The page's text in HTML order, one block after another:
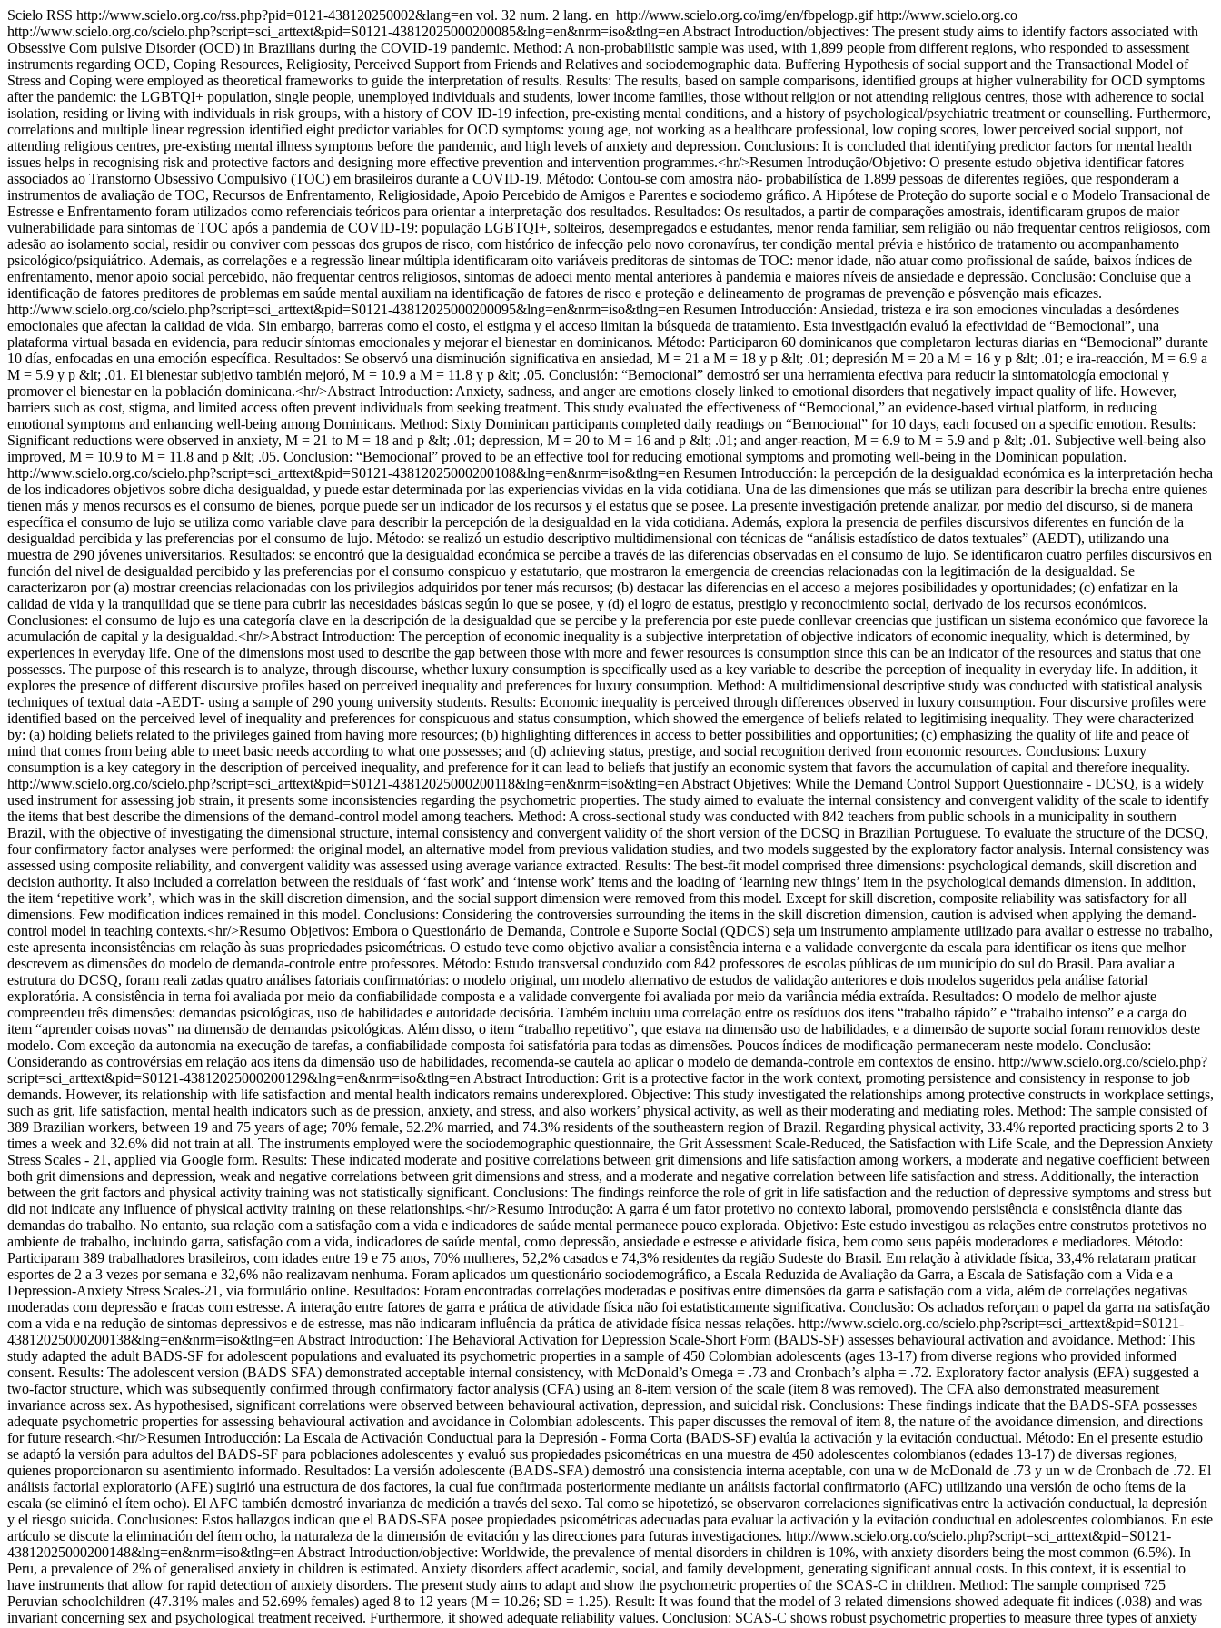
Scielo RSS http://www.scielo.org.co/rss.php?pid=0121-438120250002&lang=en vol. 32 num. 2 lang. en http://www.scielo.org.co/img/en/fbpelogp.gif http://www.scielo.org.co
http://www.scielo.org.co/scielo.php?script=sci_arttext&pid=S0121-43812025000200085&lng=en&nrm=iso&tlng=en Abstract Introduction/objectives: The present study aims to identify factors associated with
Obsessive Com pulsive Disorder (OCD) in Brazilians during the COVID-19 pandemic. Method: A non-probabilistic sample was used, with 1,899 people from different regions, who responded to assessment
instruments regarding OCD, Coping Resources, Religiosity, Perceived Support from Friends and Relatives and sociodemographic data. Buffering Hypothesis of social support and the Transactional Model of
Stress and Coping were employed as theoretical frameworks to guide the interpretation of results. Results: The results, based on sample comparisons, identified groups at higher vulnerability for OCD symptoms
after the pandemic: the LGBTQI+ population, single people, unemployed individuals and students, lower income families, those without religion or not attending religious centres, those with adherence to social
isolation, residing or living with individuals in risk groups, with a history of COV ID-19 infection, pre-existing mental conditions, and a history of psychological/psychiatric treatment or counselling. Furthermore,
correlations and multiple linear regression identified eight predictor variables for OCD symptoms: young age, not working as a healthcare professional, low coping scores, lower perceived social support, not
attending religious centres, pre-existing mental illness symptoms before the pandemic, and high levels of anxiety and depression. Conclusions: It is concluded that identifying predictor factors for mental health
issues helps in recognising risk and protective factors and designing more effective prevention and intervention programmes.<hr/>Resumen Introdução/Objetivo: O presente estudo objetiva identificar fatores
associados ao Transtorno Obsessivo Compulsivo (TOC) em brasileiros durante a COVID-19. Método: Contou-se com amostra não- probabilística de 1.899 pessoas de diferentes regiões, que responderam a
instrumentos de avaliação de TOC, Recursos de Enfrentamento, Religiosidade, Apoio Percebido de Amigos e Parentes e sociodemo gráfico. A Hipótese de Proteção do suporte social e o Modelo Transacional de
Estresse e Enfrentamento foram utilizados como referenciais teóricos para orientar a interpretação dos resultados. Resultados: Os resultados, a partir de comparações amostrais, identificaram grupos de maior
vulnerabilidade para sintomas de TOC após a pandemia de COVID-19: população LGBTQI+, solteiros, desempregados e estudantes, menor renda familiar, sem religião ou não frequentar centros religiosos, com
adesão ao isolamento social, residir ou conviver com pessoas dos grupos de risco, com histórico de infecção pelo novo coronavírus, ter condição mental prévia e histórico de tratamento ou acompanhamento
psicológico/psiquiátrico. Ademais, as correlações e a regressão linear múltipla identificaram oito variáveis preditoras de sintomas de TOC: menor idade, não atuar como profissional de saúde, baixos índices de
enfrentamento, menor apoio social percebido, não frequentar centros religiosos, sintomas de adoeci mento mental anteriores à pandemia e maiores níveis de ansiedade e depressão. Conclusão: Concluise que a
identificação de fatores preditores de problemas em saúde mental auxiliam na identificação de fatores de risco e proteção e delineamento de programas de prevenção e pósvenção mais eficazes.
http://www.scielo.org.co/scielo.php?script=sci_arttext&pid=S0121-43812025000200095&lng=en&nrm=iso&tlng=en Resumen Introducción: Ansiedad, tristeza e ira son emociones vinculadas a desórdenes
emocionales que afectan la calidad de vida. Sin embargo, barreras como el costo, el estigma y el acceso limitan la búsqueda de tratamiento. Esta investigación evaluó la efectividad de “Bemocional”, una
plataforma virtual basada en evidencia, para reducir síntomas emocionales y mejorar el bienestar en dominicanos. Método: Participaron 60 dominicanos que completaron lecturas diarias en “Bemocional” durante
10 días, enfocadas en una emoción específica. Resultados: Se observó una disminución significativa en ansiedad, M = 21 a M = 18 y p &lt; .01; depresión M = 20 a M = 16 y p &lt; .01; e ira-reacción, M = 6.9 a
M = 5.9 y p &lt; .01. El bienestar subjetivo también mejoró, M = 10.9 a M = 11.8 y p &lt; .05. Conclusión: “Bemocional” demostró ser una herramienta efectiva para reducir la sintomatología emocional y
promover el bienestar en la población dominicana.<hr/>Abstract Introduction: Anxiety, sadness, and anger are emotions closely linked to emotional disorders that negatively impact quality of life. However,
barriers such as cost, stigma, and limited access often prevent individuals from seeking treatment. This study evaluated the effectiveness of “Bemocional,” an evidence-based virtual platform, in reducing
emotional symptoms and enhancing well-being among Dominicans. Method: Sixty Dominican participants completed daily readings on “Bemocional” for 10 days, each focused on a specific emotion. Results:
Significant reductions were observed in anxiety, M = 21 to M = 18 and p &lt; .01; depression, M = 20 to M = 16 and p &lt; .01; and anger-reaction, M = 6.9 to M = 5.9 and p &lt; .01. Subjective well-being also
improved, M = 10.9 to M = 11.8 and p &lt; .05. Conclusion: “Bemocional” proved to be an effective tool for reducing emotional symptoms and promoting well-being in the Dominican population.
http://www.scielo.org.co/scielo.php?script=sci_arttext&pid=S0121-43812025000200108&lng=en&nrm=iso&tlng=en Resumen Introducción: la percepción de la desigualdad económica es la interpretación hecha
de los indicadores objetivos sobre dicha desigualdad, y puede estar determinada por las experiencias vividas en la vida cotidiana. Una de las dimensiones que más se utilizan para describir la brecha entre quienes
tienen más y menos recursos es el consumo de bienes, porque puede ser un indicador de los recursos y el estatus que se posee. La presente investigación pretende analizar, por medio del discurso, si de manera
específica el consumo de lujo se utiliza como variable clave para describir la percepción de la desigualdad en la vida cotidiana. Además, explora la presencia de perfiles discursivos diferentes en función de la
desigualdad percibida y las preferencias por el consumo de lujo. Método: se realizó un estudio descriptivo multidimensional con técnicas de “análisis estadístico de datos textuales” (AEDT), utilizando una
muestra de 290 jóvenes universitarios. Resultados: se encontró que la desigualdad económica se percibe a través de las diferencias observadas en el consumo de lujo. Se identificaron cuatro perfiles discursivos en
función del nivel de desigualdad percibido y las preferencias por el consumo conspicuo y estatutario, que mostraron la emergencia de creencias relacionadas con la legitimación de la desigualdad. Se
caracterizaron por (a) mostrar creencias relacionadas con los privilegios adquiridos por tener más recursos; (b) destacar las diferencias en el acceso a mejores posibilidades y oportunidades; (c) enfatizar en la
calidad de vida y la tranquilidad que se tiene para cubrir las necesidades básicas según lo que se posee, y (d) el logro de estatus, prestigio y reconocimiento social, derivado de los recursos económicos.
Conclusiones: el consumo de lujo es una categoría clave en la descripción de la desigualdad que se percibe y la preferencia por este puede conllevar creencias que justifican un sistema económico que favorece la
acumulación de capital y la desigualdad.<hr/>Abstract Introduction: The perception of economic inequality is a subjective interpretation of objective indicators of economic inequality, which is determined, by
experiences in everyday life. One of the dimensions most used to describe the gap between those with more and fewer resources is consumption since this can be an indicator of the resources and status that one
possesses. The purpose of this research is to analyze, through discourse, whether luxury consumption is specifically used as a key variable to describe the perception of inequality in everyday life. In addition, it
explores the presence of different discursive profiles based on perceived inequality and preferences for luxury consumption. Method: A multidimensional descriptive study was conducted with statistical analysis
techniques of textual data -AEDT- using a sample of 290 young university students. Results: Economic inequality is perceived through differences observed in luxury consumption. Four discursive profiles were
identified based on the perceived level of inequality and preferences for conspicuous and status consumption, which showed the emergence of beliefs related to legitimising inequality. They were characterized
by: (a) holding beliefs related to the privileges gained from having more resources; (b) highlighting differences in access to better possibilities and opportunities; (c) emphasizing the quality of life and peace of
mind that comes from being able to meet basic needs according to what one possesses; and (d) achieving status, prestige, and social recognition derived from economic resources. Conclusions: Luxury
consumption is a key category in the description of perceived inequality, and preference for it can lead to beliefs that justify an economic system that favors the accumulation of capital and therefore inequality.
http://www.scielo.org.co/scielo.php?script=sci_arttext&pid=S0121-43812025000200118&lng=en&nrm=iso&tlng=en Abstract Objetives: While the Demand Control Support Questionnaire - DCSQ, is a widely
used instrument for assessing job strain, it presents some inconsistencies regarding the psychometric properties. The study aimed to evaluate the internal consistency and convergent validity of the scale to identify
the items that best describe the dimensions of the demand-control model among teachers. Method: A cross-sectional study was conducted with 842 teachers from public schools in a municipality in southern
Brazil, with the objective of investigating the dimensional structure, internal consistency and convergent validity of the short version of the DCSQ in Brazilian Portuguese. To evaluate the structure of the DCSQ,
four confirmatory factor analyses were performed: the original model, an alternative model from previous validation studies, and two models suggested by the exploratory factor analysis. Internal consistency was
assessed using composite reliability, and convergent validity was assessed using average variance extracted. Results: The best-fit model comprised three dimensions: psychological demands, skill discretion and
decision authority. It also included a correlation between the residuals of ‘fast work’ and ‘intense work’ items and the loading of ‘learning new things’ item in the psychological demands dimension. In addition,
the item ‘repetitive work’, which was in the skill discretion dimension, and the social support dimension were removed from this model. Except for skill discretion, composite reliability was satisfactory for all
dimensions. Few modification indices remained in this model. Conclusions: Considering the controversies surrounding the items in the skill discretion dimension, caution is advised when applying the demand-
control model in teaching contexts.<hr/>Resumo Objetivos: Embora o Questionário de Demanda, Controle e Suporte Social (QDCS) seja um instrumento amplamente utilizado para avaliar o estresse no trabalho,
este apresenta inconsistências em relação às suas propriedades psicométricas. O estudo teve como objetivo avaliar a consistência interna e a validade convergente da escala para identificar os itens que melhor
descrevem as dimensões do modelo de demanda-controle entre professores. Método: Estudo transversal conduzido com 842 professores de escolas públicas de um município do sul do Brasil. Para avaliar a
estrutura do DCSQ, foram reali zadas quatro análises fatoriais confirmatórias: o modelo original, um modelo alternativo de estudos de validação anteriores e dois modelos sugeridos pela análise fatorial
exploratória. A consistência in terna foi avaliada por meio da confiabilidade composta e a validade convergente foi avaliada por meio da variância média extraída. Resultados: O modelo de melhor ajuste
compreendeu três dimensões: demandas psicológicas, uso de habilidades e autoridade decisória. Também incluiu uma correlação entre os resíduos dos itens “trabalho rápido” e “trabalho intenso” e a carga do
item “aprender coisas novas” na dimensão de demandas psicológicas. Além disso, o item “trabalho repetitivo”, que estava na dimensão uso de habilidades, e a dimensão de suporte social foram removidos deste
modelo. Com exceção da autonomia na execução de tarefas, a confiabilidade composta foi satisfatória para todas as dimensões. Poucos índices de modificação permaneceram neste modelo. Conclusão:
Considerando as controvérsias em relação aos itens da dimensão uso de habilidades, recomenda-se cautela ao aplicar o modelo de demanda-controle em contextos de ensino. http://www.scielo.org.co/scielo.php?
script=sci_arttext&pid=S0121-43812025000200129&lng=en&nrm=iso&tlng=en Abstract Introduction: Grit is a protective factor in the work context, promoting persistence and consistency in response to job
demands. However, its relationship with life satisfaction and mental health indicators remains underexplored. Objective: This study investigated the relationships among protective constructs in workplace settings,
such as grit, life satisfaction, mental health indicators such as de pression, anxiety, and stress, and also workers’ physical activity, as well as their moderating and mediating roles. Method: The sample consisted of
389 Brazilian workers, between 19 and 75 years of age; 70% female, 52.2% married, and 74.3% residents of the southeastern region of Brazil. Regarding physical activity, 33.4% reported practicing sports 2 to 3
times a week and 32.6% did not train at all. The instruments employed were the sociodemographic questionnaire, the Grit Assessment Scale-Reduced, the Satisfaction with Life Scale, and the Depression Anxiety
Stress Scales - 21, applied via Google form. Results: These indicated moderate and positive correlations between grit dimensions and life satisfaction among workers, a moderate and negative coefficient between
both grit dimensions and depression, weak and negative correlations between grit dimensions and stress, and a moderate and negative correlation between life satisfaction and stress. Additionally, the interaction
between the grit factors and physical activity training was not statistically significant. Conclusions: The findings reinforce the role of grit in life satisfaction and the reduction of depressive symptoms and stress but
did not indicate any influence of physical activity training on these relationships.<hr/>Resumo Introdução: A garra é um fator protetivo no contexto laboral, promovendo persistência e consistência diante das
demandas do trabalho. No entanto, sua relação com a satisfação com a vida e indicadores de saúde mental permanece pouco explorada. Objetivo: Este estudo investigou as relações entre construtos protetivos no
ambiente de trabalho, incluindo garra, satisfação com a vida, indicadores de saúde mental, como depressão, ansiedade e estresse e atividade física, bem como seus papéis moderadores e mediadores. Método:
Participaram 389 trabalhadores brasileiros, com idades entre 19 e 75 anos, 70% mulheres, 52,2% casados e 74,3% residentes da região Sudeste do Brasil. Em relação à atividade física, 33,4% relataram praticar
esportes de 2 a 3 vezes por semana e 32,6% não realizavam nenhuma. Foram aplicados um questionário sociodemográfico, a Escala Reduzida de Avaliação da Garra, a Escala de Satisfação com a Vida e a
Depression-Anxiety Stress Scales-21, via formulário online. Resultados: Foram encontradas correlações moderadas e positivas entre dimensões da garra e satisfação com a vida, além de correlações negativas
moderadas com depressão e fracas com estresse. A interação entre fatores de garra e prática de atividade física não foi estatisticamente significativa. Conclusão: Os achados reforçam o papel da garra na satisfação
com a vida e na redução de sintomas depressivos e de estresse, mas não indicaram influência da prática de atividade física nessas relações. http://www.scielo.org.co/scielo.php?script=sci_arttext&pid=S0121-
43812025000200138&lng=en&nrm=iso&tlng=en Abstract Introduction: The Behavioral Activation for Depression Scale-Short Form (BADS-SF) assesses behavioural activation and avoidance. Method: This
study adapted the adult BADS-SF for adolescent populations and evaluated its psychometric properties in a sample of 450 Colombian adolescents (ages 13-17) from diverse regions who provided informed
consent. Results: The adolescent version (BADS SFA) demonstrated acceptable internal consistency, with McDonald’s Omega = .73 and Cronbach’s alpha = .72. Exploratory factor analysis (EFA) suggested a
two-factor structure, which was subsequently confirmed through confirmatory factor analysis (CFA) using an 8-item version of the scale (item 8 was removed). The CFA also demonstrated measurement
invariance across sex. As hypothesised, significant correlations were observed between behavioural activation, depression, and suicidal risk. Conclusions: These findings indicate that the BADS-SFA possesses
adequate psychometric properties for assessing behavioural activation and avoidance in Colombian adolescents. This paper discusses the removal of item 8, the nature of the avoidance dimension, and directions
for future research.<hr/>Resumen Introducción: La Escala de Activación Conductual para la Depresión - Forma Corta (BADS-SF) evalúa la activación y la evitación conductual. Método: En el presente estudio
se adaptó la versión para adultos del BADS-SF para poblaciones adolescentes y evaluó sus propiedades psicométricas en una muestra de 450 adolescentes colombianos (edades 13-17) de diversas regiones,
quienes proporcionaron su asentimiento informado. Resultados: La versión adolescente (BADS-SFA) demostró una consistencia interna aceptable, con una w de McDonald de .73 y un w de Cronbach de .72. El
análisis factorial exploratorio (AFE) sugirió una estructura de dos factores, la cual fue confirmada posteriormente mediante un análisis factorial confirmatorio (AFC) utilizando una versión de ocho ítems de la
escala (se eliminó el ítem ocho). El AFC también demostró invarianza de medición a través del sexo. Tal como se hipotetizó, se observaron correlaciones significativas entre la activación conductual, la depresión
y el riesgo suicida. Conclusiones: Estos hallazgos indican que el BADS-SFA posee propiedades psicométricas adecuadas para evaluar la activación y la evitación conductual en adolescentes colombianos. En este
artículo se discute la eliminación del ítem ocho, la naturaleza de la dimensión de evitación y las direcciones para futuras investigaciones. http://www.scielo.org.co/scielo.php?script=sci_arttext&pid=S0121-
43812025000200148&lng=en&nrm=iso&tlng=en Abstract Introduction/objective: Worldwide, the prevalence of mental disorders in children is 10%, with anxiety disorders being the most common (6.5%). In
Peru, a prevalence of 2% of generalised anxiety in children is estimated. Anxiety disorders affect academic, social, and family development, generating significant annual costs. In this context, it is essential to
have instruments that allow for rapid detection of anxiety disorders. The present study aims to adapt and show the psychometric properties of the SCAS-C in children. Method: The sample comprised 725
Peruvian schoolchildren (47.31% males and 52.69% females) aged 8 to 12 years (M = 10.26; SD = 1.25). Result: It was found that the model of 3 related dimensions showed adequate fit indices (.038) and was
invariant concerning sex and psychological treatment received. Furthermore, it showed adequate reliability values. Conclusion: SCAS-C shows robust psychometric properties to measure three types of anxiety